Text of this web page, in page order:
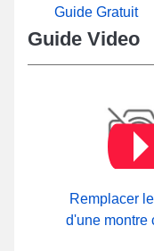
Guide Gratuit
Guide Video
Remplacer
d'une montre